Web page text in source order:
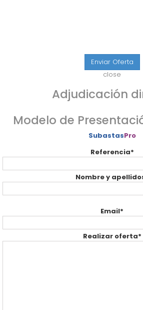
Enviar Oferta
close
Adjudicación
Modelo de
SubastasPro
Referencia*
Nombre y
Email*
Realizar oferta*